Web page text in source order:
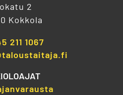
2
Kokkola
211 1067